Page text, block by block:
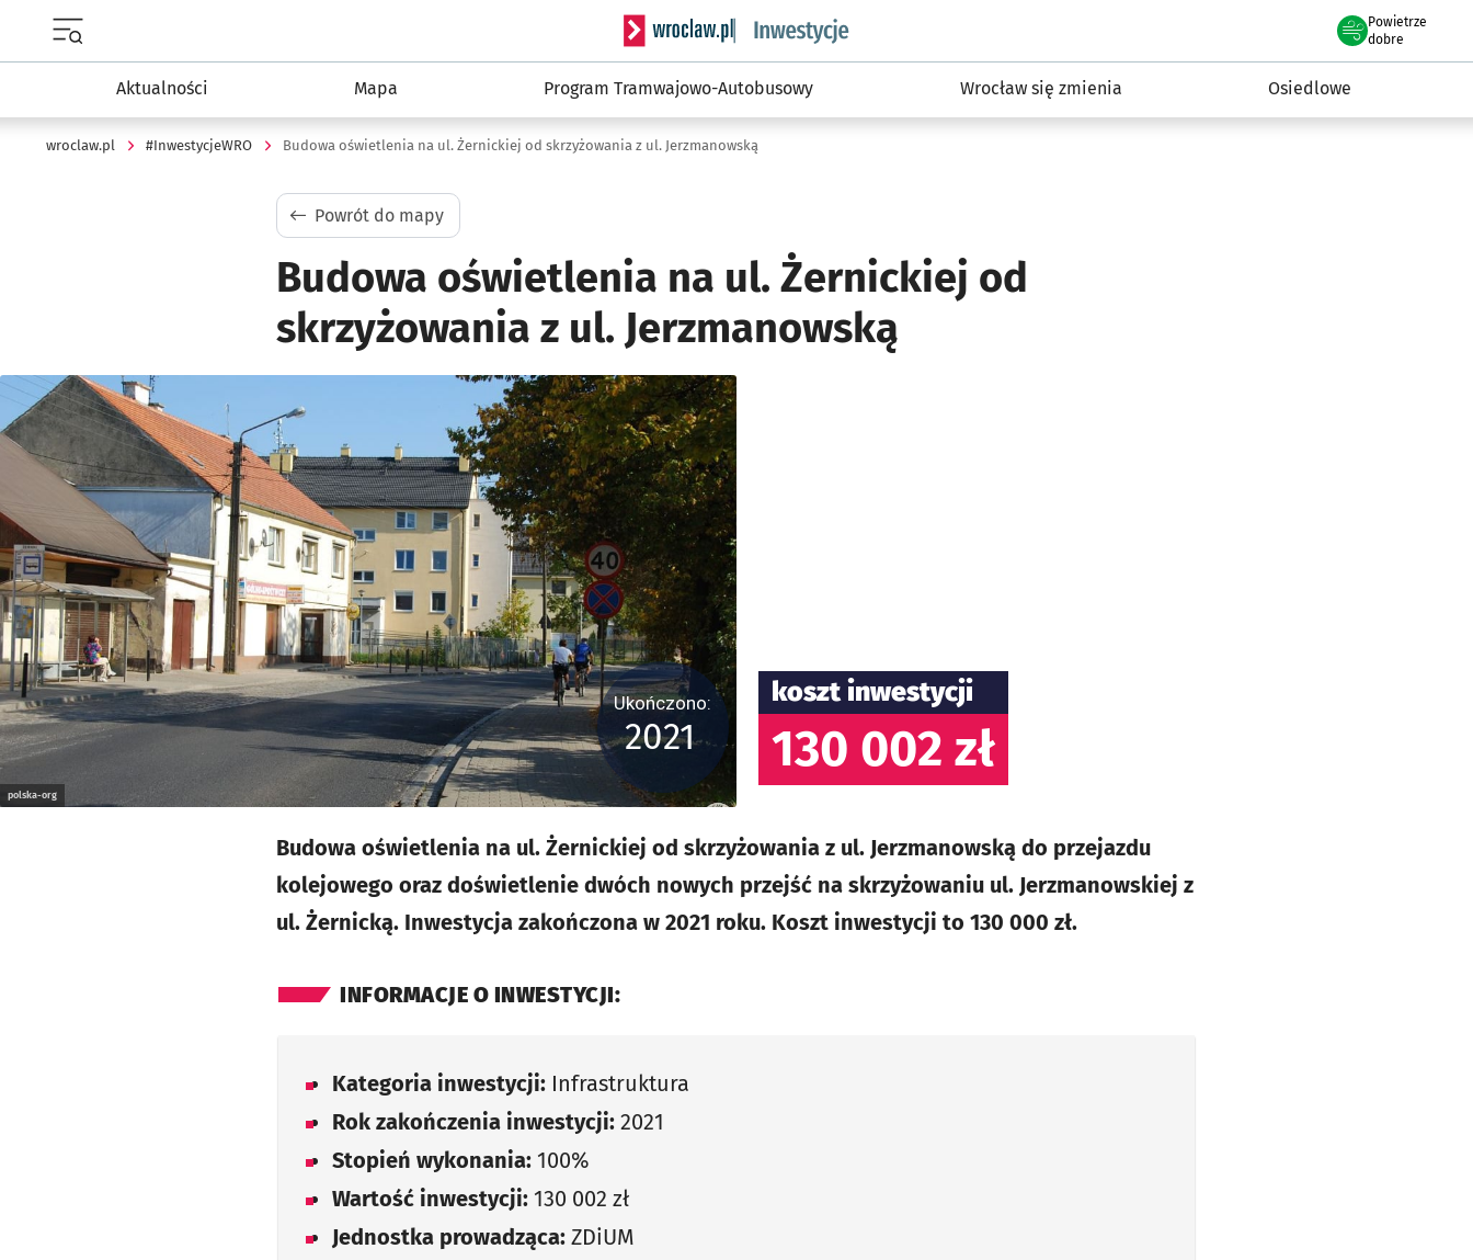
Serwis informacyjny wroclaw.pl podserwis: #InwestycjeWRO - miejskie inwestycje 2019-2032
Powietrze
we Wrocławiu
dobre
Aktualności Mapa Program Tramwajowo-Autobusowy Wrocław się zmienia Osiedlowe
wroclaw.pl #InwestycjeWRO Budowa oświetlenia na ul. Żernickiej od skrzyżowania z ul. Jerzmanowską
Powrót do mapy
Budowa oświetlenia na ul. Żernickiej od
skrzyżowania z ul. Jerzmanowską
Kliknij, aby powiększyć
polska-org
Ukończono:
2021
koszt inwestycji
130 002 zł
Budowa oświetlenia na ul. Żernickiej od skrzyżowania z ul. Jerzmanowską do przejazdu
kolejowego oraz doświetlenie dwóch nowych przejść na skrzyżowaniu ul. Jerzmanowskiej z
ul. Żernicką. Inwestycja zakończona w 2021 roku. Koszt inwestycji to 130 000 zł.
INFORMACJE O INWESTYCJI:
Kategoria inwestycji: Infrastruktura
Rok zakończenia inwestycji: 2021
Stopień wykonania: 100%
Wartość inwestycji: 130 002 zł
Jednostka prowadząca: ZDiUM